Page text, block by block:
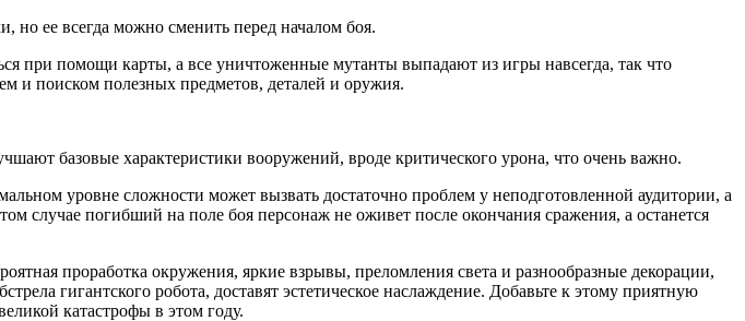
но ее всегда можно сменить перед началом боя.
при помощи карты, а все уничтоженные мутанты выпадают из игры навсегда, так что
и поиском полезных предметов, деталей и оружия.
базовые характеристики вооружений, вроде критического урона, что очень важно.
уровне сложности может вызвать достаточно проблем у неподготовленной аудитории, а
случае погибший на поле боя персонаж не оживет после окончания сражения, а останется
проработка окружения, яркие взрывы, преломления света и разнообразные декорации,
гигантского робота, доставят эстетическое наслаждение. Добавьте к этому приятную
катастрофы в этом году.